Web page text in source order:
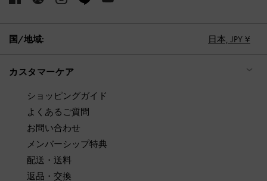
国/地域: 日本, JPY ¥
カスタマーケア
ショッピングガイド
よくあるご質問
お問い合わせ
メンバーシップ特典
配送・送料
返品・交換